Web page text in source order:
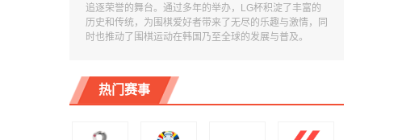
追逐荣誉的舞台。通过多年的举办，LG杯积淀了丰富的
历史和传统，为围棋爱好者带来了无尽的乐趣与激情，同
时也推动了围棋运动在韩国乃至全球的发展与普及。
热门赛事